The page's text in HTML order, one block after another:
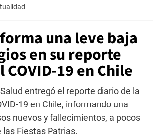
una leve baja
en su reporte
19 en Chile
entregó el reporte diario de la
19 en Chile, informando una
nuevos y fallecimientos, a pocos
las Fiestas Patrias.